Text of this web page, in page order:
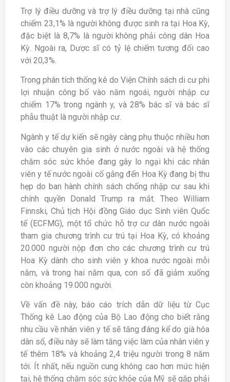
Trợ lý điều dưỡng và trợ lý điều dưỡng tại nhà cũng
chiếm 23,1% là người không được sinh ra tại Hoa Kỳ,
đặc biệt là 8,7% là người không phải công dân Hoa
Kỳ. Ngoài ra, Dược sĩ có tỷ lệ chiếm tương đối cao
với 20,3%.
Trong phân tích thống kê do Viện Chính sách di cư phi
lợi nhuận công bố vào năm ngoái, người nhập cư
chiếm 17% trong ngành y, và 28% bác sĩ và bác sĩ
phẫu thuật là người nhập cư.
Ngành y tế dự kiến sẽ ngày càng phụ thuộc nhiều hơn
vào các chuyên gia sinh ở nước ngoài và hệ thống
chăm sóc sức khỏe đang gây lo ngại khi các nhân
viên y tế nước ngoài cố gắng đến Hoa Kỳ đang bị thu
hẹp do ban hành chính sách chống nhập cư sau khi
chính quyền Donald Trump ra mắt. Theo William
Finnski, Chủ tịch Hội đồng Giáo dục Sinh viên Quốc
tế (ECFMG), một tổ chức hỗ trợ cư dân nước ngoài
tham gia chương trình cư trú tại Hoa Kỳ, có khoảng
20.000 người nộp đơn cho các chương trình cư trú
Hoa Kỳ dành cho sinh viên y khoa nước ngoài mỗi
năm, và trong hai năm qua, con số đã giảm xuống
còn khoảng 19.000 người.
Về vấn đề này, báo cáo trích dẫn dữ liệu từ Cục
Thống kê Lao động của Bộ Lao động cho biết rằng
nhu cầu về nhân viên y tế sẽ tăng đáng kể do già hóa
dân số, điều này sẽ làm tăng việc làm của nhân viên y
tế thêm 18% và khoảng 2,4 triệu người trong 8 năm
tới. Ít nhất, nếu nguồn cung không cao hơn mức hiện
tại, hệ thống chăm sóc sức khỏe của Mỹ sẽ gặp phải